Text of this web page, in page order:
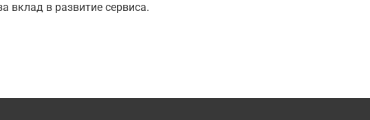
вклад в развитие сервиса.